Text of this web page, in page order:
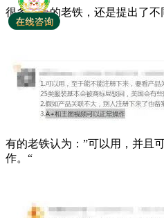
很多热心的老铁，还是提出了不
有的老铁认为：”可以用，并且
作。“